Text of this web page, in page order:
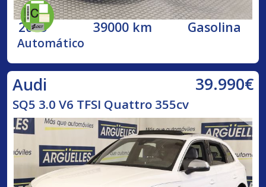
2015 39000 km Gasolina
Automático
Audi 39.990€
SQ5 3.0 V6 TFSI Quattro 355cv